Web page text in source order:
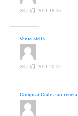
28 四月, 2011 18:56
Venta cialis
28 四月, 2011 20:52
Comprar Cialis sin receta